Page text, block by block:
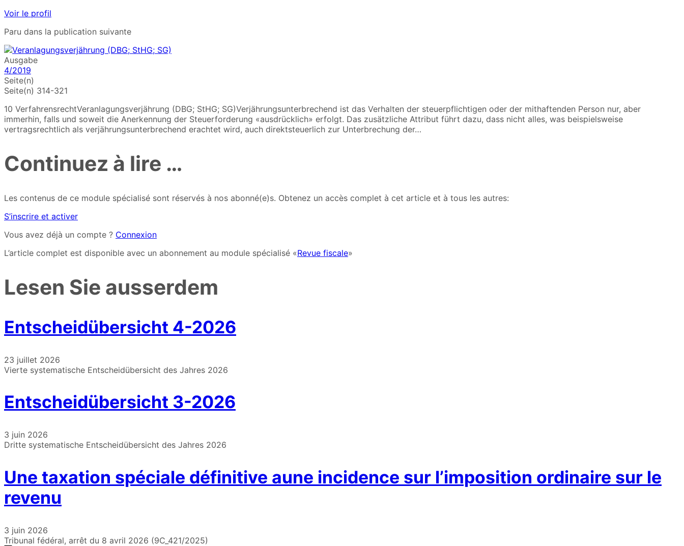
Voir le profil
Paru dans la publication suivante
Ausgabe
4/2019
Seite(n)
Seite(n) 314-321
10 VerfahrensrechtVeranlagungsverjährung (DBG; StHG; SG)Verjährungsunterbrechend ist das Verhalten der steuerpflichtigen oder der mithaftenden Person nur, aber
immerhin, falls und soweit die Anerkennung der Steuerforderung «ausdrücklich» erfolgt. Das zusätzliche Attribut führt dazu, dass nicht alles, was beispielsweise
vertragsrechtlich als verjährungsunterbrechend erachtet wird, auch direktsteuerlich zur Unterbrechung der…
Continuez à lire …
Les contenus de ce module spécialisé sont réservés à nos abonné(e)s. Obtenez un accès complet à cet article et à tous les autres:
S’inscrire et activer
Vous avez déjà un compte ? Connexion
L’article complet est disponible avec un abonnement au module spécialisé «Revue fiscale»
Lesen Sie ausserdem
Entscheidübersicht 4-2026
23 juillet 2026
Vierte systematische Entscheidübersicht des Jahres 2026
Entscheidübersicht 3-2026
3 juin 2026
Dritte systematische Entscheidübersicht des Jahres 2026
Une taxation spéciale définitive aune incidence sur l’imposition ordinaire sur le
revenu
3 juin 2026
Tribunal fédéral, arrêt du 8 avril 2026 (9C_421/2025)